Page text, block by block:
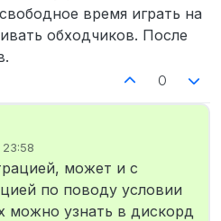
время играть на
обходчиков. После
0
может и с
по поводу условии
можно узнать в дискорд